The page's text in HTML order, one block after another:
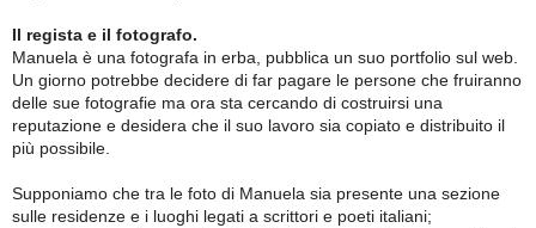
Il regista e il fotografo.
Manuela è una fotografa in erba, pubblica un suo portfolio sul web.
Un giorno potrebbe decidere di far pagare le persone che fruiranno
delle sue fotografie ma ora sta cercando di costruirsi una
reputazione e desidera che il suo lavoro sia copiato e distribuito il
più possibile.
Supponiamo che tra le foto di Manuela sia presente una sezione
sulle residenze e i luoghi legati a scrittori e poeti italiani;